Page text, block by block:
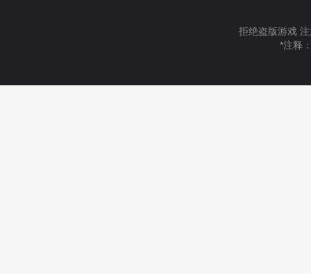
拒绝盗版游戏
*注释